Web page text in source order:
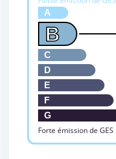
A
B
C
D
E
F
G
Forte émission de GES